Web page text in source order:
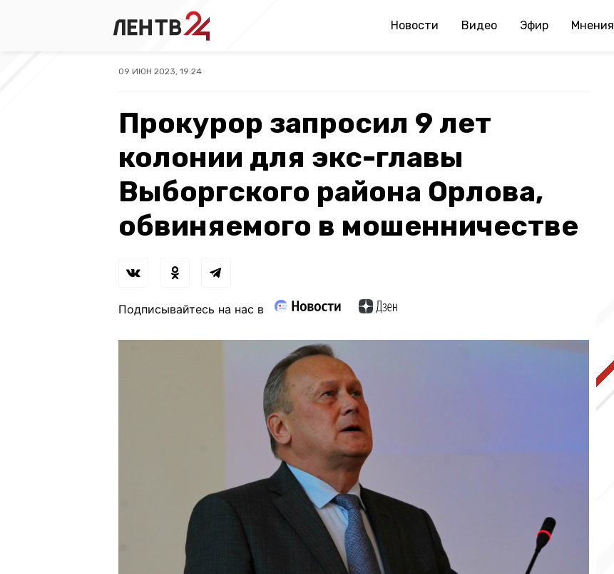
Новости Видео Эфир Мнения
09 ИЮН 2023, 19:24
Прокурор запросил 9 лет
колонии для экс-главы
Выборгского района Орлова,
обвиняемого в мошенничестве
Подписывайтесь на нас в